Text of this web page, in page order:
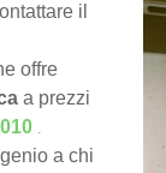
il
offre
a prezzi
.
a chi